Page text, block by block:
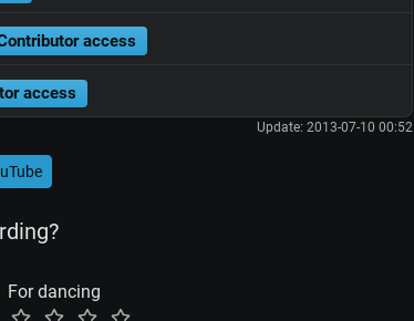
access
access
Update: 2013-07-10 00:52
For dancing